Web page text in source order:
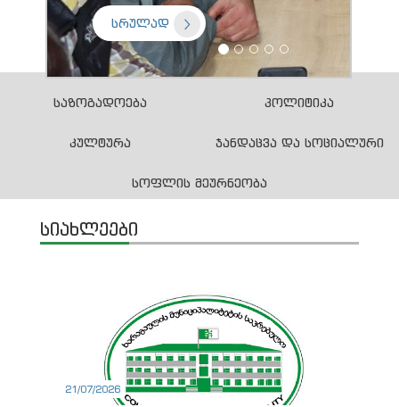
სრულად
საზოგადოება პოლიტიკა
კულტურა ჯანდაცვა და სოციალური
სოფლის მეურნეობა
სიახლეები
21/07/2026